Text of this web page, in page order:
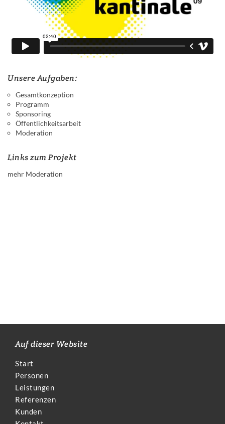
Unsere Aufgaben:
Gesamtkonzeption
Programm
Sponsoring
Öffentlichkeitsarbeit
Moderation
Links zum Projekt
mehr Moderation
Auf dieser Website
Start
Personen
Leistungen
Referenzen
Kunden